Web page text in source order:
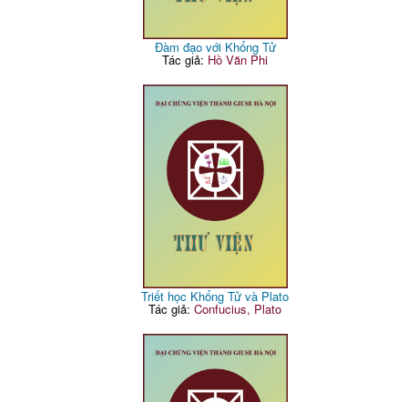
Đàm đạo với Khổng Tử
Tác giả: Hồ Văn Phi
Triết học Khổng Tử và Plato
Tác giả:Confucius, Plato